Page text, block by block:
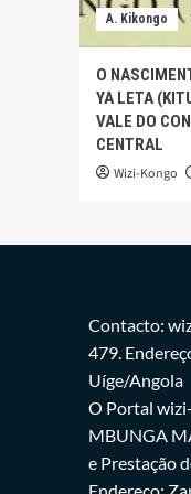
A. Kikongo
O
YA LETA
VALE DO
CENTRAL
Wizi-Kongo
Contacto:
479.
Uíge/Angola
O Portal
MBUNGA
e Prestação